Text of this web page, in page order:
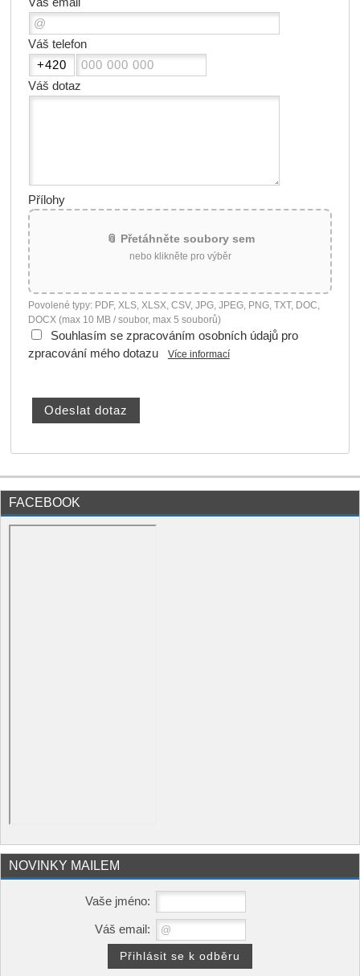
Váš telefon
Váš dotaz
Přílohy
📎 Přetáhněte soubory sem
nebo klikněte pro výběr
Povolené typy: PDF, XLS, XLSX, CSV, JPG, JPEG, PNG, TXT, DOC,
DOCX (max 10 MB / soubor, max 5 souborů)
Souhlasím se zpracováním osobních údajů pro
zpracování mého dotazu
Více informací
FACEBOOK
NOVINKY MAILEM
Vaše jméno:
Váš email: